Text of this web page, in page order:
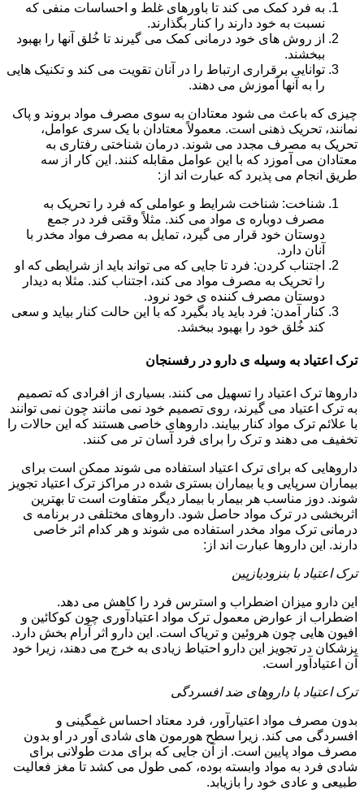
به فرد کمک می کند تا باورهای غلط و احساسات منفی که
نسبت به خود دارند را کنار بگذارند.
از روش های خود درمانی کمک می گیرند تا خُلق آنها را بهبود
ببخشند.
توانایی برقراری ارتباط را در آنان تقویت می کند و تکنیک هایی
را به آنها آموزش می دهند.
چیزی که باعث می شود معتادان به سوی مصرف مواد بروند و پاک
نمانند، تحریک ذهنی است. معمولاً معتادان با یک سری عوامل،
تحریک به مصرف مجدد می شوند. درمان شناختی رفتاری به
معتادان می آموزد که با این عوامل مقابله کنند. این کار از سه
طریق انجام می پذیرد که عبارت اند از:
شناخت: شناخت شرایط و عواملی که فرد را تحریک به
مصرف دوباره ی مواد می کند. مثلاً وقتی فرد در جمع
دوستان خود قرار می گیرد، تمایل به مصرف مواد مخدر با
آنان دارد.
اجتناب کردن: فرد تا جایی که می تواند باید از شرایطی که او
را تحریک به مصرف مواد می کند، اجتناب کند. مثلا به دیدار
دوستان مصرف کننده ی خود نرود.
کنار آمدن: فرد باید یاد بگیرد که با این حالت کنار بیاید و سعی
کند خُلق خود را بهبود ببخشد.
ترک اعتیاد به وسیله ی دارو در رفسنجان
داروها ترک اعتیاد را تسهیل می کنند. بسیاری از افرادی که تصمیم
به ترک اعتیاد می گیرند، روی تصمیم خود نمی مانند چون نمی توانند
با علائم ترک مواد کنار بیایند. داروهای خاصی هستند که این حالات را
تخفیف می دهند و ترک را برای فرد آسان تر می کنند.
داروهایی که برای ترک اعتیاد استفاده می شوند ممکن است برای
بیماران سرپایی و یا بیماران بستری شده در مراکز ترک اعتیاد تجویز
شوند. دوز مناسب هر بیمار با بیمار دیگر متفاوت است تا بهترین
اثربخشی در ترک مواد حاصل شود. داروهای مختلفی در برنامه ی
درمانی ترک مواد مخدر استفاده می شوند و هر کدام اثر خاصی
دارند. این داروها عبارت اند از:
ترک اعتیاد با بنزودیازپین
این دارو میزان اضطراب و استرس فرد را کاهش می دهد.
اضطراب از عوارض معمول ترک مواد اعتیادآوری چون کوکائین و
افیون هایی چون هروئین و تریاک است. این دارو اثر آرام بخش دارد.
پزشکان در تجویز این دارو احتیاط زیادی به خرج می دهند، زیرا خود
آن اعتیادآور است.
ترک اعتیاد با داروهای ضد افسردگی
بدون مصرف مواد اعتیارآور، فرد معتاد احساس غمگینی و
افسردگی می کند. زیرا سطح هورمون های شادی آور در او بدون
مصرف مواد پایین است. از آن جایی که برای مدت طولانی برای
شادی فرد به مواد وابسته بوده، کمی طول می کشد تا مغز فعالیت
طبیعی و عادی خود را بازیابد.